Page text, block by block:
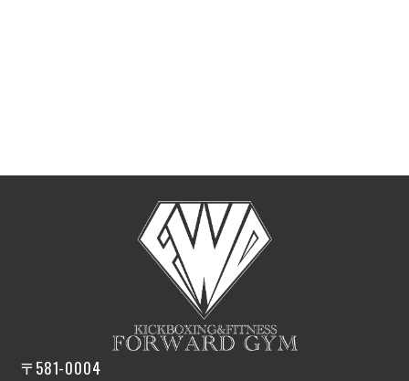
〒581-0004